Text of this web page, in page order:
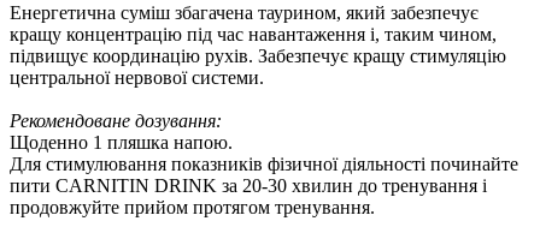
Енергетична суміш збагачена таурином, який забезпечує
кращу концентрацію під час навантаження і, таким чином,
підвищує координацію рухів. Забезпечує кращу стимуляцію
центральної нервової системи.
Рекомендоване дозування:
Щоденно 1 пляшка напою.
Для стимулювання показників фізичної діяльності починайте
пити CARNITIN DRINK за 20-30 хвилин до тренування і
продовжуйте прийом протягом тренування.